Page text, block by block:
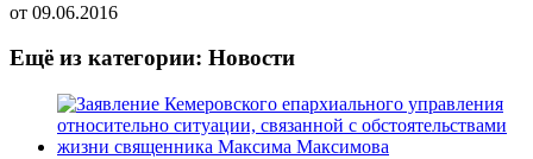
от 09.06.2016
Ещё из категории: Новости